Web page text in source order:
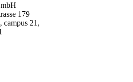
179
campus 21,